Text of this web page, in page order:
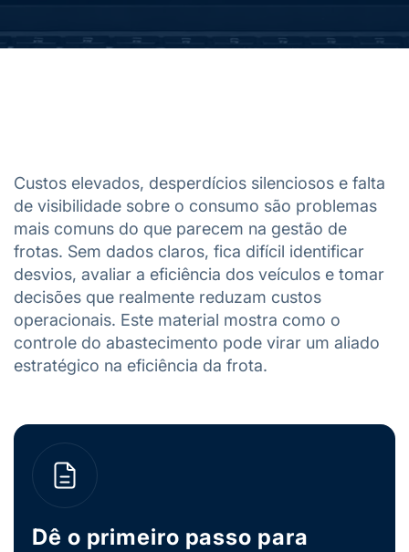
Custos elevados, desperdícios silenciosos e falta
de visibilidade sobre o consumo são problemas
mais comuns do que parecem na gestão de
frotas. Sem dados claros, fica difícil identificar
desvios, avaliar a eficiência dos veículos e tomar
decisões que realmente reduzam custos
operacionais. Este material mostra como o
controle do abastecimento pode virar um aliado
estratégico na eficiência da frota.
Dê o primeiro passo para